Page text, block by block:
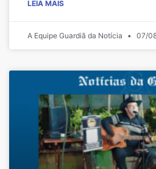
LEIA MAIS
A Equipe Guardiã da Notícia 07/